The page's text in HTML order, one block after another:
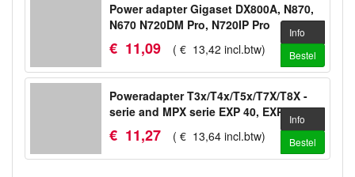
Power adapter Gigaset DX800A, N870,
N670 N720DM Pro, N720IP Pro
€ 11,09 ( € 13,42 incl.btw)
Info
Bestel
Poweradapter T3x/T4x/T5x/T7X/T8X -
serie and MPX serie EXP 40, EXP 50
€ 11,27 ( € 13,64 incl.btw)
Info
Bestel